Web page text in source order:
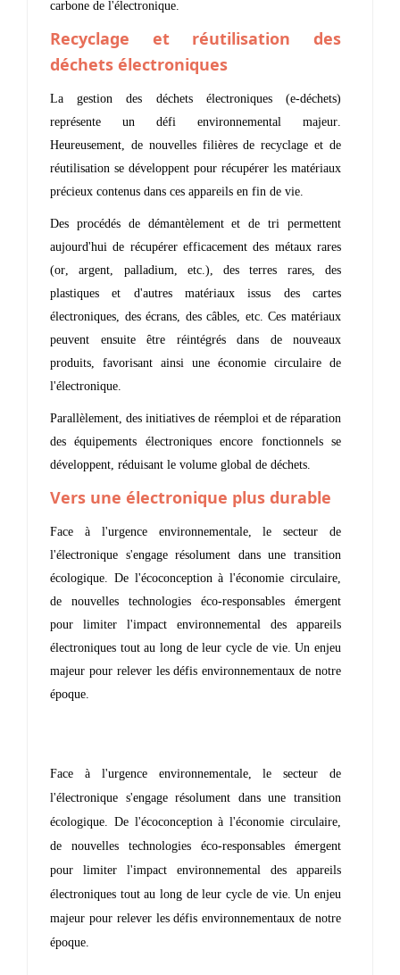
carbone de l'électronique.
Recyclage et réutilisation des
déchets électroniques
La gestion des déchets électroniques (e-déchets)
représente un défi environnemental majeur.
Heureusement, de nouvelles filières de recyclage et de
réutilisation se développent pour récupérer les matériaux
précieux contenus dans ces appareils en fin de vie.
Des procédés de démantèlement et de tri permettent
aujourd'hui de récupérer efficacement des métaux rares
(or, argent, palladium, etc.), des terres rares, des
plastiques et d'autres matériaux issus des cartes
électroniques, des écrans, des câbles, etc. Ces matériaux
peuvent ensuite être réintégrés dans de nouveaux
produits, favorisant ainsi une économie circulaire de
l'électronique.
Parallèlement, des initiatives de réemploi et de réparation
des équipements électroniques encore fonctionnels se
développent, réduisant le volume global de déchets.
Vers une électronique plus durable
Face à l'urgence environnementale, le secteur de
l'électronique s'engage résolument dans une transition
écologique. De l'écoconception à l'économie circulaire,
de nouvelles technologies éco-responsables émergent
pour limiter l'impact environnemental des appareils
électroniques tout au long de leur cycle de vie. Un enjeu
majeur pour relever les défis environnementaux de notre
époque.
Face à l'urgence environnementale, le secteur de
l'électronique s'engage résolument dans une transition
écologique. De l'écoconception à l'économie circulaire,
de nouvelles technologies éco-responsables émergent
pour limiter l'impact environnemental des appareils
électroniques tout au long de leur cycle de vie. Un enjeu
majeur pour relever les défis environnementaux de notre
époque.